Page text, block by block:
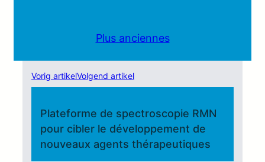
Plus anciennes
Vorig artikelVolgend artikel
Plateforme de spectroscopie RMN
pour cibler le développement de
nouveaux agents thérapeutiques